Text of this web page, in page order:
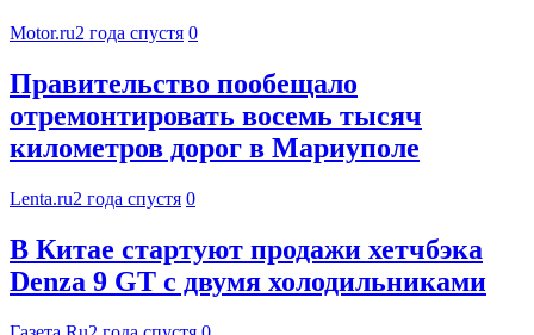
Motor.ru2 года спустя 0
Правительство пообещало
отремонтировать восемь тысяч
километров дорог в Мариуполе
Lenta.ru2 года спустя 0
В Китае стартуют продажи хетчбэка
Denza 9 GT с двумя холодильниками